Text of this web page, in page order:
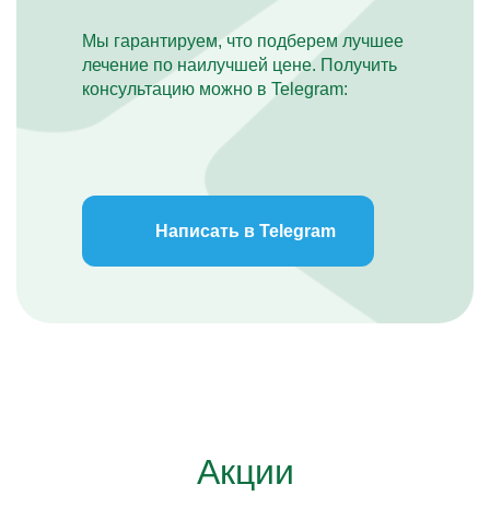
Мы гарантируем, что подберем лучшее
лечение по наилучшей цене. Получить
консультацию можно в Telegram:
Написать в Telegram
Акции